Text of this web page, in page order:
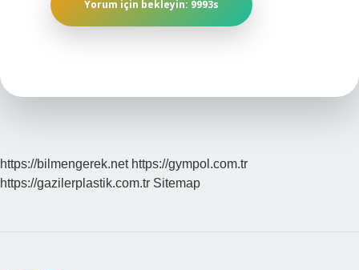
https://bilmengerek.net https://gympol.com.tr
https://gazilerplastik.com.tr Sitemap